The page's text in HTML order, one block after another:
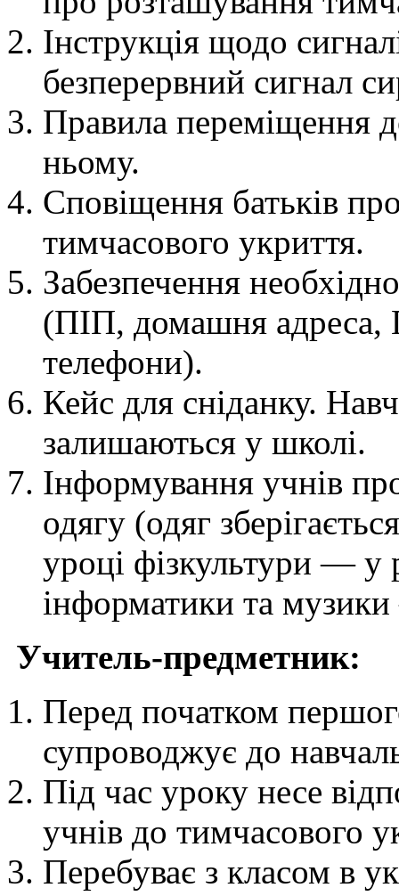
Інструкція щодо
безперервний сигнал
Правила переміщення
ньому.
Сповіщення батьків
тимчасового укриття.
Забезпечення
(ПІП, домашня адреса,
телефони).
Кейс для сніданку.
залишаються у школі.
Інформування учнів
одягу (одяг
уроці фізкультури — у
інформатики та
Учитель-предметник:
Перед початком
супроводжує до
Під час уроку несе
учнів до тимчасового
Перебуває з класом в